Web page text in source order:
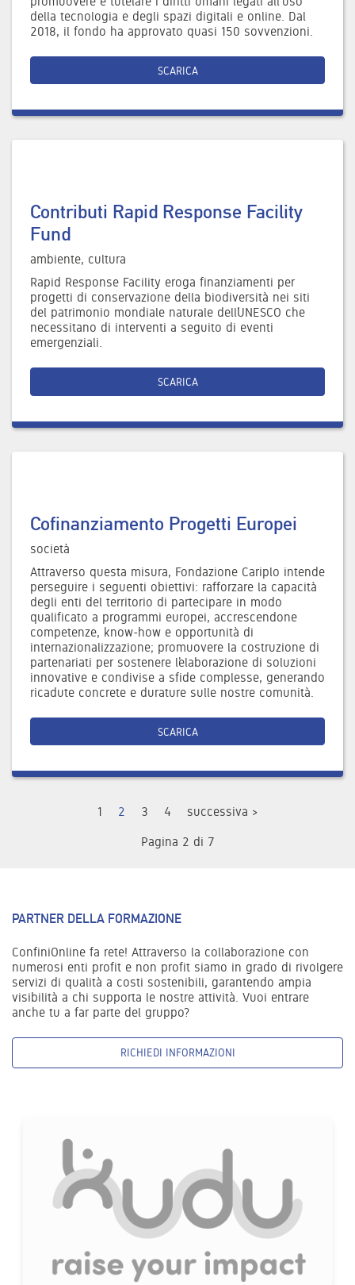
della tecnologia e degli spazi digitali e online. Dal
2018, il fondo ha approvato quasi 150 sovvenzioni.
SCARICA
Contributi Rapid Response Facility
Fund
ambiente, cultura
Rapid Response Facility eroga finanziamenti per
progetti di conservazione della biodiversità nei siti
del patrimonio mondiale naturale dell’UNESCO che
necessitano di interventi a seguito di eventi
emergenziali.
SCARICA
Cofinanziamento Progetti Europei
società
Attraverso questa misura, Fondazione Cariplo intende
perseguire i seguenti obiettivi: rafforzare la capacità
degli enti del territorio di partecipare in modo
qualificato a programmi europei, accrescendone
competenze, know-how e opportunità di
internazionalizzazione; promuovere la costruzione di
partenariati per sostenere l’elaborazione di soluzioni
innovative e condivise a sfide complesse, generando
ricadute concrete e durature sulle nostre comunità.
SCARICA
1 2 3 4
successiva >
Pagina 2 di 7
PARTNER DELLA FORMAZIONE
ConfiniOnline fa rete! Attraverso la collaborazione con
numerosi enti profit e non profit siamo in grado di rivolgere
servizi di qualità a costi sostenibili, garantendo ampia
visibilità a chi supporta le nostre attività. Vuoi entrare
anche tu a far parte del gruppo?
RICHIEDI INFORMAZIONI